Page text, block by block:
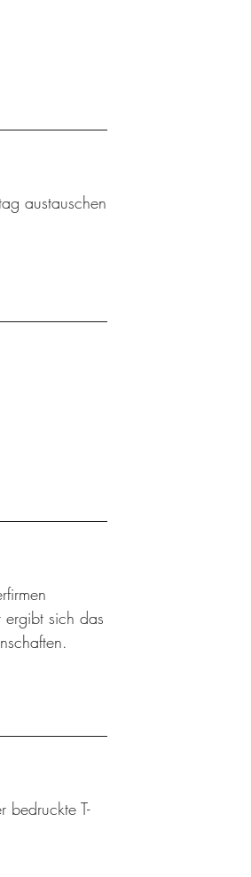
austauschen
ergibt sich das
bedruckte T-